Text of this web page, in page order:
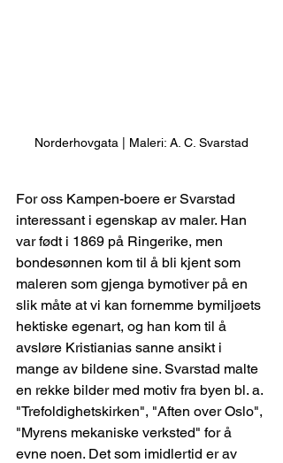
Norderhovgata | Maleri: A. C. Svarstad
For oss Kampen-boere er Svarstad
interessant i egenskap av maler. Han
var født i 1869 på Ringerike, men
bondesønnen kom til å bli kjent som
maleren som gjenga bymotiver på en
slik måte at vi kan fornemme bymiljøets
hektiske egenart, og han kom til å
avsløre Kristianias sanne ansikt i
mange av bildene sine. Svarstad malte
en rekke bilder med motiv fra byen bl. a.
"Trefoldighetskirken", "Aften over Oslo",
"Myrens mekaniske verksted" for å
evne noen. Det som imidlertid er av